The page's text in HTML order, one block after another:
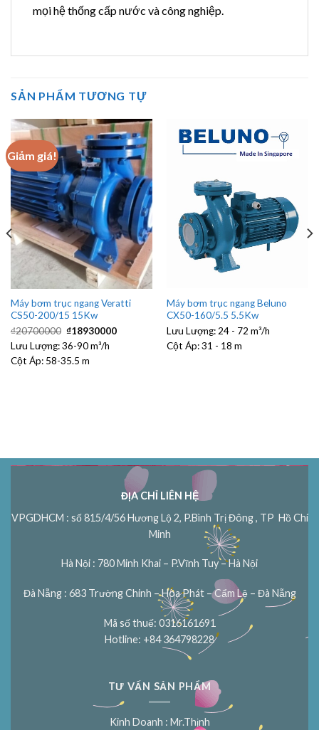
mọi hệ thống cấp nước và công nghiệp.
SẢN PHẨM TƯƠNG TỰ
Giảm giá!
Máy bơm trục ngang Veratti
CS50-200/15 15Kw
₫20700000 Giá
gốc
là:
₫20700000.
₫18930000Giá
hiện
Lưu Lượng:36-90 m³/h
Cột Áp: 58-35.5 m
Máy bơm trục ngang Beluno
CX50-160/5.5 5.5Kw
Lưu Lượng: 24 - 72 m³/h
Cột Áp:31 - 18 m
ĐỊA CHỈ LIÊN HỆ
VPGDHCM : số 815/4/56 Hương Lộ 2, P.Bình Trị Đông , TP Hồ Chí
Minh
Hà Nội : 780 Minh Khai – P.Vĩnh Tuy – Hà Nội
Đà Nẵng : 683 Trường Chinh – Hòa Phát – Cẩm Lệ – Đà Nẵng
Mã số thuế: 0316161691
Hotline: +84 364798228
TƯ VẤN SẢN PHẨM
Kinh Doanh : Mr.Thịnh